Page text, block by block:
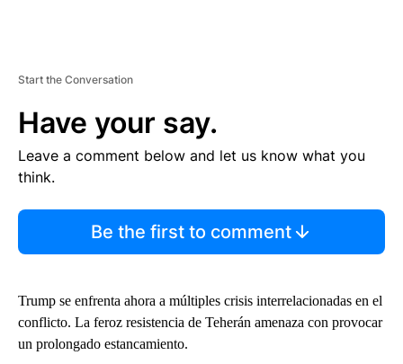
Start the Conversation
Have your say.
Leave a comment below and let us know what you
think.
Be the first to comment
Trump se enfrenta ahora a múltiples crisis interrelacionadas en el
conflicto. La feroz resistencia de Teherán amenaza con provocar
un prolongado estancamiento.